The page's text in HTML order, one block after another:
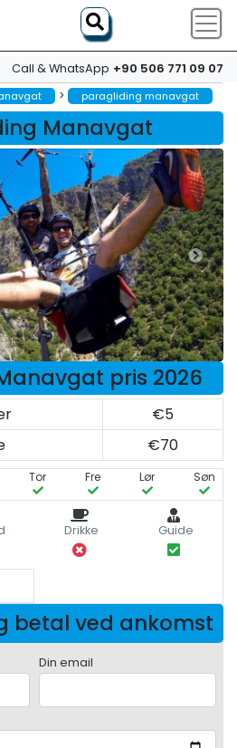
Call & WhatsApp +90 506 771 09 07
> paragliding manavgat
Manavgat
pris 2026
€5
€70
Tor Fre Lør Søn
Drikke Guide
betal ved ankomst
Din email